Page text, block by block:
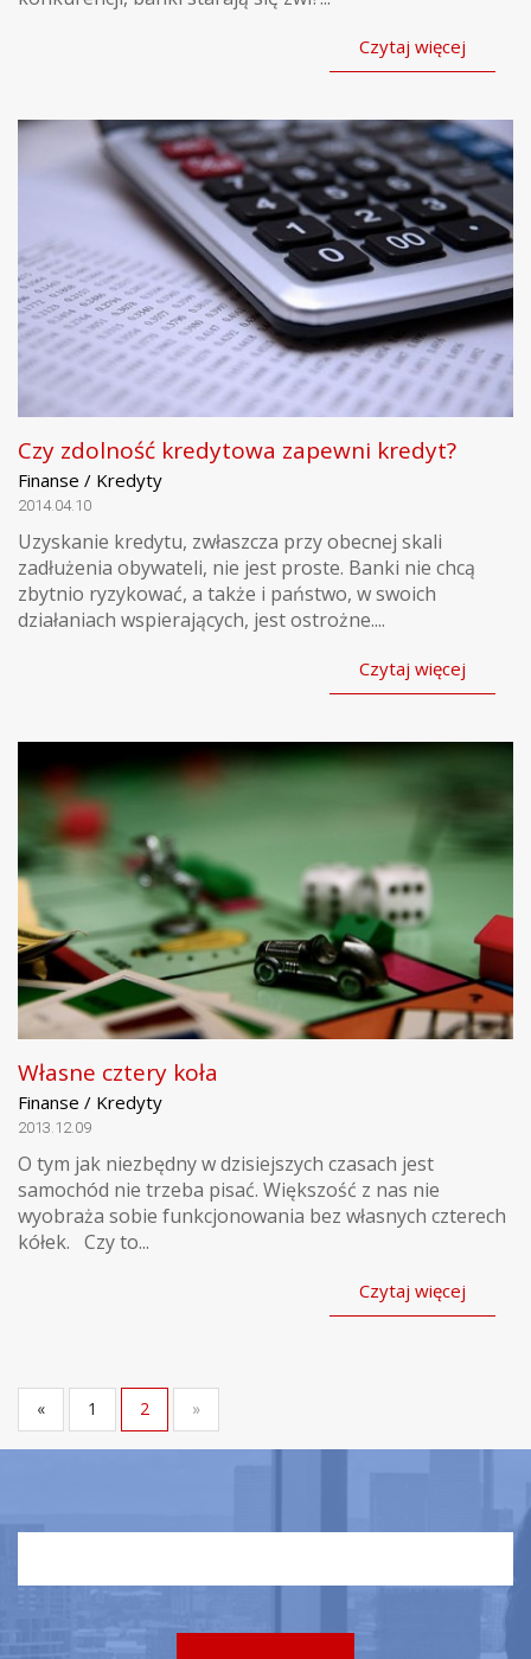
Czytaj więcej
Czy zdolność kredytowa zapewni kredyt?
Finanse / Kredyty
2014.04.10
Uzyskanie kredytu, zwłaszcza przy obecnej skali
zadłużenia obywateli, nie jest proste. Banki nie chcą
zbytnio ryzykować, a także i państwo, w swoich
działaniach wspierających, jest ostrożne....
Czytaj więcej
Własne cztery koła
Finanse / Kredyty
2013.12.09
O tym jak niezbędny w dzisiejszych czasach jest
samochód nie trzeba pisać. Większość z nas nie
wyobraża sobie funkcjonowania bez własnych czterech
kółek. Czy to...
Czytaj więcej
« 1 2 »